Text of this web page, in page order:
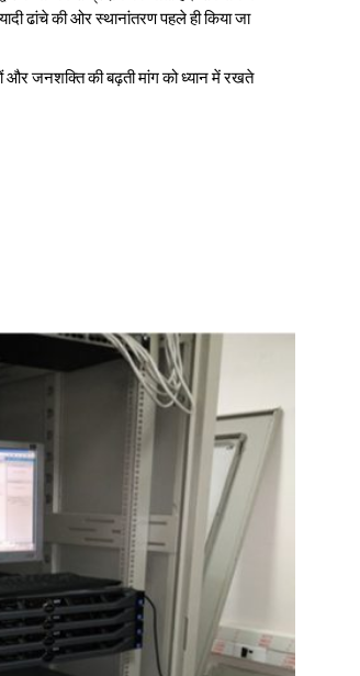
ढांचे की ओर स्थानांतरण पहले ही किया जा
और जनशक्ति की बढ़ती मांग को ध्यान में रखते